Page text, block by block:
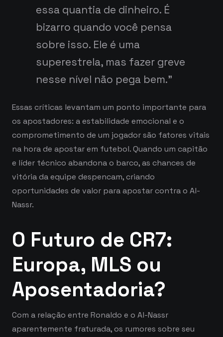
essa quantia de dinheiro. É
bizarro quando você pensa
sobre isso. Ele é uma
superestrela, mas fazer greve
nesse nível não pega bem.”
Essas críticas levantam um ponto importante para
os apostadores: a estabilidade emocional e o
comprometimento de um jogador são fatores vitais
na hora de apostar em futebol. Quando um capitão
e líder técnico abandona o barco, as chances de
vitória da equipe despencam, criando
oportunidades de valor para apostar contra o Al-
Nassr.
O Futuro de CR7:
Europa, MLS ou
Aposentadoria?
Com a relação entre Ronaldo e o Al-Nassr
aparentemente fraturada, os rumores sobre seu